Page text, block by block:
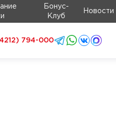
Бонус-
Клуб
Новости
794-000